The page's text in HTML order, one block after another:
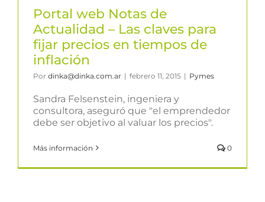
Portal web Notas de
Actualidad – Las claves para
fijar precios en tiempos de
inflación
Por dinka@dinka.com.ar | febrero 11, 2015 | Pymes
Sandra Felsenstein, ingeniera y
consultora, aseguró que "el emprendedor
debe ser objetivo al valuar los precios".
Más información 0